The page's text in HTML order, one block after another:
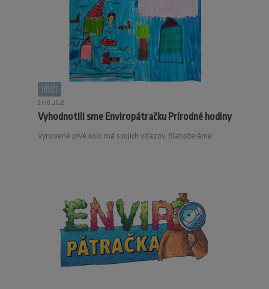
Súťaže
31.10.2023
Vyhodnotili sme Enviropátračku Prírodné hodiny
Vynovené prvé kolo má svojich víťazov. Blahoželáme.